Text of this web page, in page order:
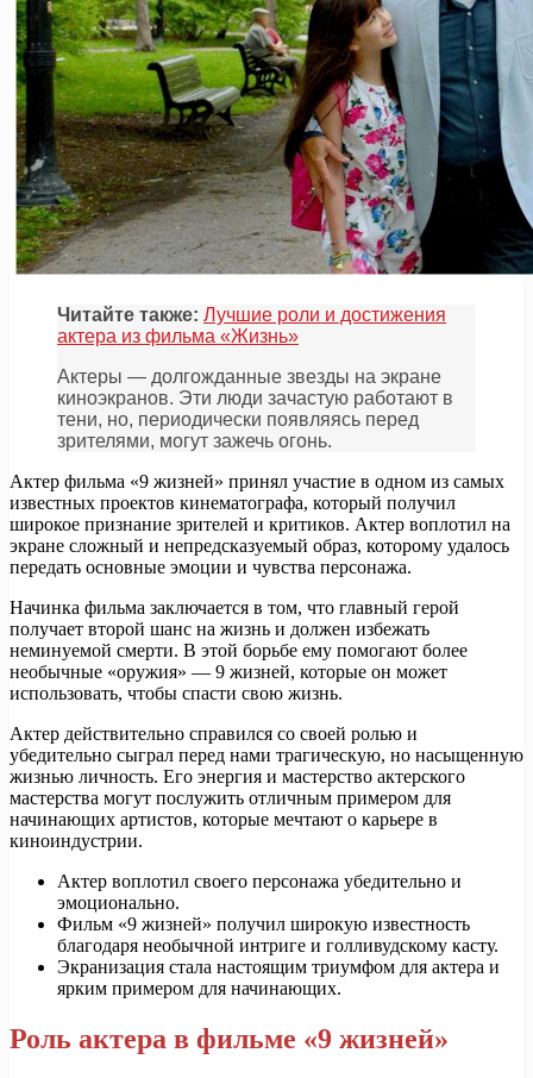
Читайте также: Лучшие роли и достижения
актера из фильма «Жизнь»
Актеры — долгожданные звезды на экране
киноэкранов. Эти люди зачастую работают в
тени, но, периодически появляясь перед
зрителями, могут зажечь огонь.
Актер фильма «9 жизней» принял участие в одном из самых
известных проектов кинематографа, который получил
широкое признание зрителей и критиков. Актер воплотил на
экране сложный и непредсказуемый образ, которому удалось
передать основные эмоции и чувства персонажа.
Начинка фильма заключается в том, что главный герой
получает второй шанс на жизнь и должен избежать
неминуемой смерти. В этой борьбе ему помогают более
необычные «оружия» — 9 жизней, которые он может
использовать, чтобы спасти свою жизнь.
Актер действительно справился со своей ролью и
убедительно сыграл перед нами трагическую, но насыщенную
жизнью личность. Его энергия и мастерство актерского
мастерства могут послужить отличным примером для
начинающих артистов, которые мечтают о карьере в
киноиндустрии.
Актер воплотил своего персонажа убедительно и
эмоционально.
Фильм «9 жизней» получил широкую известность
благодаря необычной интриге и голливудскому касту.
Экранизация стала настоящим триумфом для актера и
ярким примером для начинающих.
Роль актера в фильме «9 жизней»